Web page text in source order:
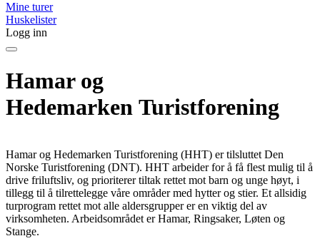
Mine turer
Huskelister
Logg inn
Hamar og
Hedemarken Turistforening
Hamar og Hedemarken Turistforening (HHT) er tilsluttet Den
Norske Turistforening (DNT). HHT arbeider for å få flest mulig til å
drive friluftsliv, og prioriterer tiltak rettet mot barn og unge høyt, i
tillegg til å tilrettelegge våre områder med hytter og stier. Et allsidig
turprogram rettet mot alle aldersgrupper er en viktig del av
virksomheten. Arbeidsområdet er Hamar, Ringsaker, Løten og
Stange.